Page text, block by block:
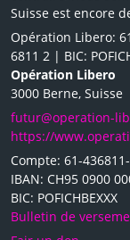
Suisse est encore
Opération Libero:
6811 2 | BIC:
Opération Libero
3000 Berne, Suisse
futur@operation-
https://
Compte: 61-
IBAN: CH95 0900
BIC: POFICHBEXXX
Bulletin de